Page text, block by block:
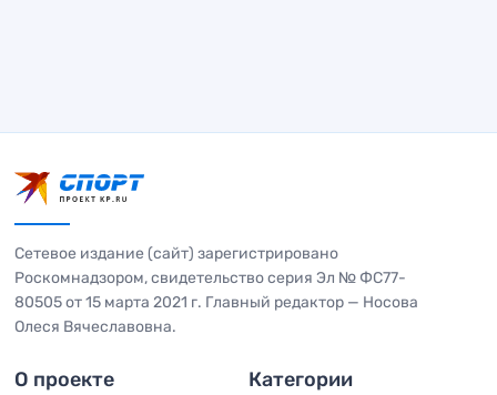
Сетевое издание (сайт) зарегистрировано
Роскомнадзором, свидетельство серия Эл № ФС77-
80505 от 15 марта 2021 г. Главный редактор — Носова
Олеся Вячеславовна.
О проекте Категории